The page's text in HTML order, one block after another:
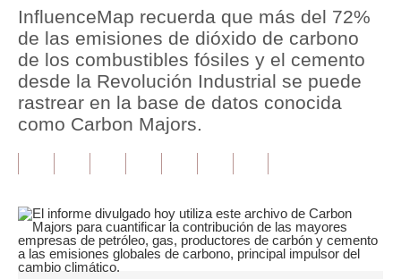
Política
Tu Dinero
Finanzas Personales
Inmobiliarias
Plus G
Editorial
Pregunta de hoy
InfluenceMap recuerda que más del 72%
de las emisiones de dióxido de carbono
de los combustibles fósiles y el cemento
desde la Revolución Industrial se puede
rastrear en la base de datos conocida
como Carbon Majors.